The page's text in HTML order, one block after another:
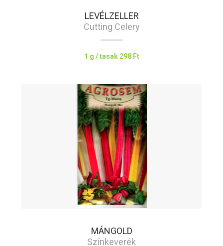
LEVÉLZELLER
Cutting Celery
1 g / tasak 298 Ft
MÁNGOLD
Színkeverék